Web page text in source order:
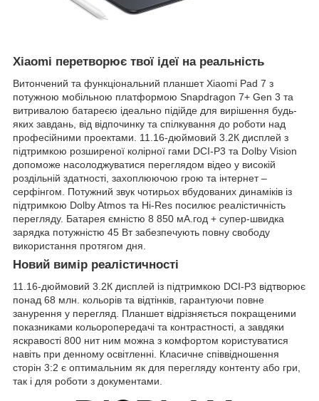
Xiaomi перетворює твої ідеї на реальність
Витончений та функціональний планшет Xiaomi Pad 7 з
потужною мобільною платформою Snapdragon 7+ Gen 3 та
витривалою батареєю ідеально підійде для вирішення будь-
яких завдань, від відпочинку та спілкування до роботи над
професійними проектами. 11.16-дюймовий 3.2К дисплей з
підтримкою розширеної колірної гами DCI-Р3 та Dolby Vision
допоможе насолоджуватися переглядом відео у високій
роздільній здатності, захоплюючою грою та інтернет –
серфінгом. Потужний звук чотирьох вбудованих динаміків із
підтримкою Dolby Atmos та Hi-Res посилює реалістичність
перегляду. Батарея ємністю 8 850 мА.год + супер-швидка
зарядка потужністю 45 Вт забезпечують повну свободу
використання протягом дня.
Новий вимір реалістичності
11.16-дюймовий 3.2К дисплей із підтримкою DCI-Р3 відтворює
понад 68 млн. кольорів та відтінків, гарантуючи повне
занурення у перегляд. Планшет відрізняється покращеними
показниками кольоропередачі та контрастності, а завдяки
яскравості 800 нит ним можна з комфортом користуватися
навіть при денному освітленні. Класичне співвідношення
сторін 3:2 є оптимальним як для перегляду контенту або гри,
так і для роботи з документами.